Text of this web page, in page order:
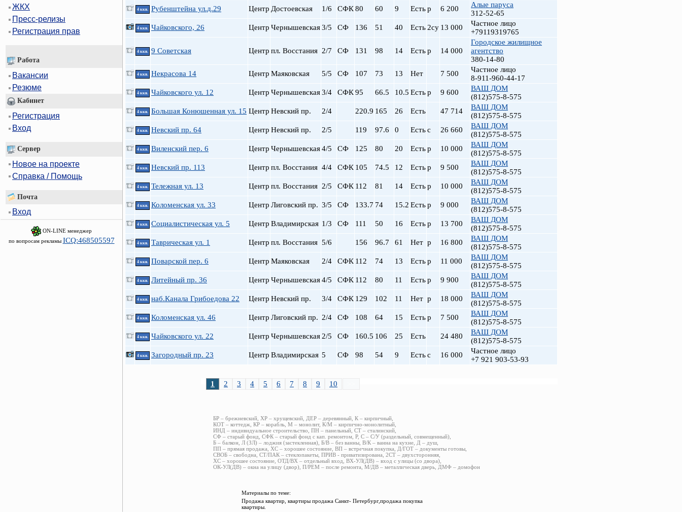
ЖКХ
Пресс-релизы
Регистрация прав
Работа
Вакансии
Резюме
Кабинет
Регистрация
Вход
Сервер
Новое на проекте
Справка / Помощь
Почта
Вход
ON-LINE менеджер
по вопросам рекламы ICQ:468505597
Чкаловская
Электросила
4 ккв. Рубенштейна ул.д.29 Центр Достоевская 1/6 СФК80 60 9 Естьр 6 200
Алые паруса
312-52-65
4 ккв. Чайковского, 26 Центр Чернышевская3/5 СФ 136 51 40 Есть 2су 13 000
Частное лицо
+79119319765
4 ккв. 9 Советская Центр пл. Восстания 2/7 СФ 131 98 14 Естьр 14 000
Городское жилищное
агентство
380-14-80
4 ккв. Некрасова 14 Центр Маяковская 5/5 СФ 107 73 13 Нет 7 500
Частное лицо
8-911-960-44-17
4 ккв. Чайковского ул. 12 Центр Чернышевская3/4 СФК95 66.5 10.5 Естьр 9 600
ВАШ ДОМ
(812)575-8-575
4 ккв. Большая Конюшенная ул. 15 Центр Невский пр. 2/4 220.9 165 26 Есть 47 714
ВАШ ДОМ
(812)575-8-575
4 ккв. Невский пр. 64 Центр Невский пр. 2/5 119 97.6 0 Естьс 26 660
ВАШ ДОМ
(812)575-8-575
4 ккв. Виленский пер. 6 Центр Чернышевская4/5 СФ 125 80 20 Естьр 10 000
ВАШ ДОМ
(812)575-8-575
4 ккв. Невский пр. 113 Центр пл. Восстания 4/4 СФК 105 74.5 12 Естьр 9 500
ВАШ ДОМ
(812)575-8-575
4 ккв. Тележная ул. 13 Центр пл. Восстания 2/5 СФК 112 81 14 Естьр 10 000
ВАШ ДОМ
(812)575-8-575
4 ккв. Коломенская ул. 33 Центр Лиговский пр. 3/5 СФ 133.7 74 15.2 Естьр 9 000
ВАШ ДОМ
(812)575-8-575
4 ккв. Социалистическая ул. 5 Центр Владимирская 1/3 СФ 111 50 16 Естьр 13 700
ВАШ ДОМ
(812)575-8-575
4 ккв. Таврическая ул. 1 Центр пл. Восстания 5/6 156 96.7 61 Нет р 16 800
ВАШ ДОМ
(812)575-8-575
4 ккв. Поварской пер. 6 Центр Маяковская 2/4 СФК 112 74 13 Естьр 11 000
ВАШ ДОМ
(812)575-8-575
4 ккв. Литейный пр. 36 Центр Чернышевская4/5 СФК 112 80 11 Естьр 9 900
ВАШ ДОМ
(812)575-8-575
4 ккв. наб.Канала Грибоедова 22 Центр Невский пр. 3/4 СФК 129 102 11 Нет р 18 000
ВАШ ДОМ
(812)575-8-575
4 ккв. Коломенская ул. 46 Центр Лиговский пр. 2/4 СФ 108 64 15 Естьр 7 500
ВАШ ДОМ
(812)575-8-575
4 ккв. Чайковского ул. 22 Центр Чернышевская 2/5 СФ 160.5 106 25 Есть 24 480
ВАШ ДОМ
(812)575-8-575
4 ккв. Загородный пр. 23 Центр Владимирская 5 СФ 98 54 9 Естьс 16 000
Частное лицо
+7 921 903-53-93
1 2 3 4 5 6 7 8 9 10
БР – брежневский, ХР – хрущевский, ДЕР – деревянный, К – кирпичный,
КОТ – коттедж, КР – корабль, М – монолит, К/М – кирпично-монолитный,
ИНД – индивидуальное строительство, ПН – панельный, СТ – сталинский,
СФ – старый фонд, СФК – старый фонд с кап. ремонтом, Р, С – С/У (раздельный, совмещенный),
Б – балкон, Л (ЗЛ) – лоджия (застекленная), Б/В – без ванны, В/К – ванна на кухне, Д – душ,
ПП – прямая продажа, ХС – хорошее состояние, ВП – встречная покупка, Д/ГОТ – документы готовы,
СВОБ – свободна, СТ/ПАК – стеклопакеты, ПРИВ - приватизирована, 2СТ – двухсторонняя,
ХС – хорошее состояние, ОТД/ВХ – отдельный вход, ВХ-УЛ(ДВ) – вход с улицы (со двора),
ОК-УЛ(ДВ) – окна на улицу (двор), П/РЕМ – после ремонта, М/ДВ – металлическая дверь, ДМФ – домофон
Материалы по теме:
Продажа квартир, квартиры продажа Санкт- Петербург,продажа покупка
квартиры.